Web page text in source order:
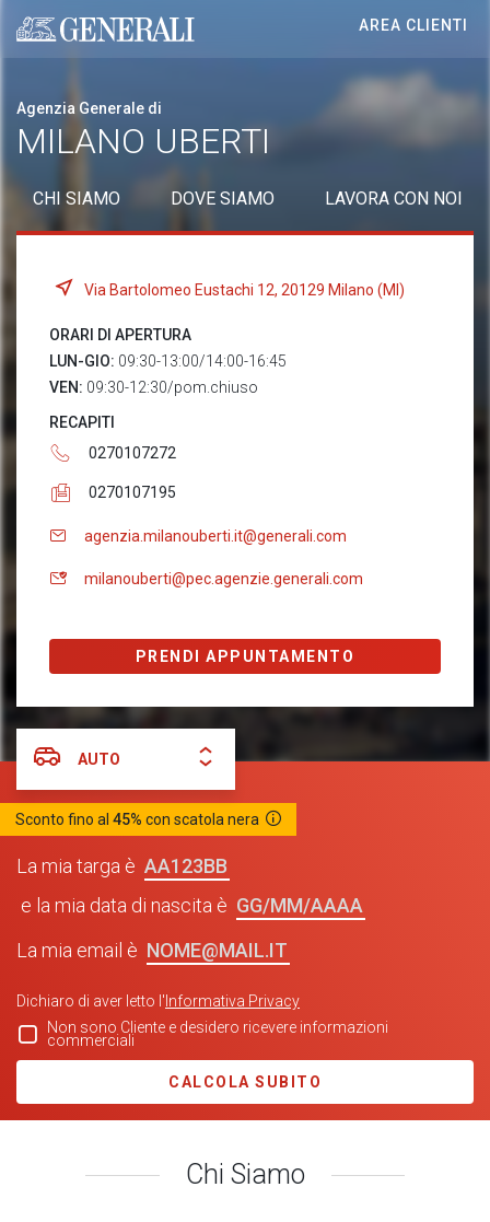
Generali logo
AREA CLIENTI
Agenzia Generale di
MILANO UBERTI
CHI SIAMO DOVE SIAMO LAVORA CON NOI
Via Bartolomeo Eustachi 12, 20129 Milano (MI)
ORARI DI APERTURA
LUN-GIO: 09:30-13:00/14:00-16:45
VEN: 09:30-12:30/pom.chiuso
RECAPITI
0270107272
0270107195
agenzia.milanouberti.it@generali.com
milanouberti@pec.agenzie.generali.com
PRENDI APPUNTAMENTO
AUTO
Sconto fino al 45% con scatola nera
La mia targa è
AA123BB
e la mia data di nascita è
GG/MM/AAAA
La mia email è NOME@MAIL.IT
Dichiaro di aver letto l' Informativa Privacy
Non sono Cliente e desidero ricevere informazioni
commerciali
CALCOLA SUBITO
Chi Siamo